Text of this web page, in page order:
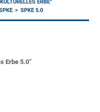
ERBE"
SPKE 5.0
Erbe 5.0”